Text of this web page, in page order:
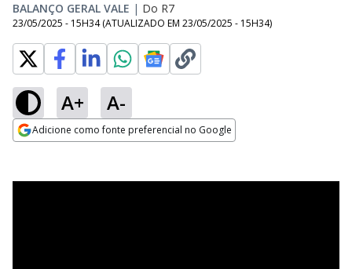
BALANÇO GERAL VALE | Do R7
23/05/2025 - 15H34 (ATUALIZADO EM 23/05/2025 - 15H34)
A+ A-
Adicione como fonte preferencial no Google